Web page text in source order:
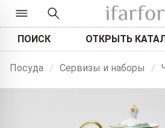
ПОИСК ОТКРЫТЬ
Посуда / Сервизы и наборы /